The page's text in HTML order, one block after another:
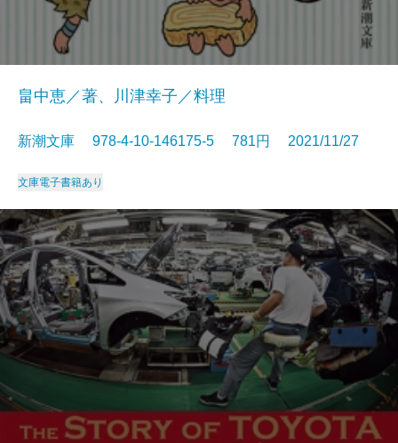
畠中恵／著、川津幸子／料理
新潮文庫 978-4-10-146175-5 781円 2021/11/27
文庫電子書籍あり